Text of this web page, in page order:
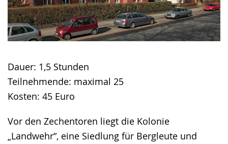
Dauer: 1,5 Stunden
Teilnehmende: maximal 25
Kosten: 45 Euro
Vor den Zechentoren liegt die Kolonie
„Landwehr“, eine Siedlung für Bergleute und